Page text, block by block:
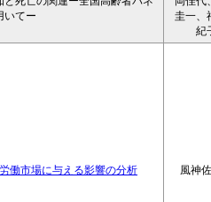
いてー
圭一、
紀
働市場に与える影響の分析 風神